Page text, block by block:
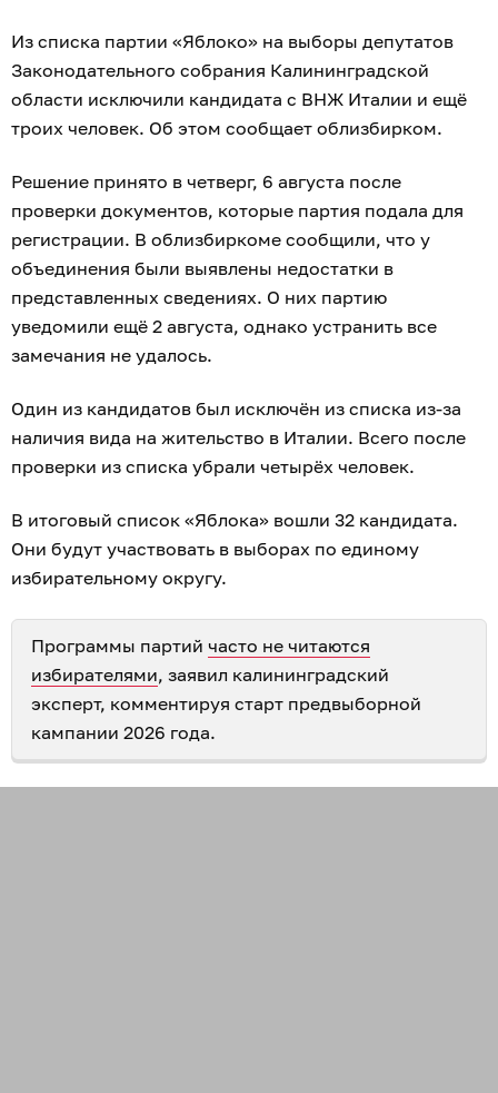
Из списка партии «Яблоко» на выборы депутатов
Законодательного собрания Калининградской
области исключили кандидата с ВНЖ Италии и ещё
троих человек. Об этом сообщает облизбирком.
Решение принято в четверг, 6 августа после
проверки документов, которые партия подала для
регистрации. В облизбиркоме сообщили, что у
объединения были выявлены недостатки в
представленных сведениях. О них партию
уведомили ещё 2 августа, однако устранить все
замечания не удалось.
Один из кандидатов был исключён из списка из-за
наличия вида на жительство в Италии. Всего после
проверки из списка убрали четырёх человек.
В итоговый список «Яблока» вошли 32 кандидата.
Они будут участвовать в выборах по единому
избирательному округу.
Программы партий часто не читаются
избирателями, заявил калининградский
эксперт, комментируя старт предвыборной
кампании 2026 года.